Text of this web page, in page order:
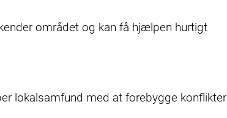
området og kan få hjælpen hurtigt
lokalsamfund med at forebygge konflikter